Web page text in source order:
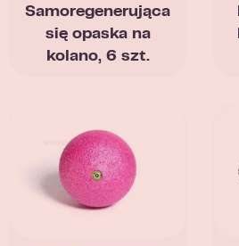
Samoregenerująca
się opaska na
kolano, 6 szt.